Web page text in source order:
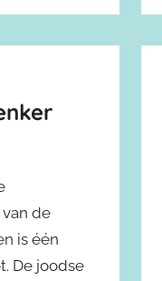
de
is één
De joodse